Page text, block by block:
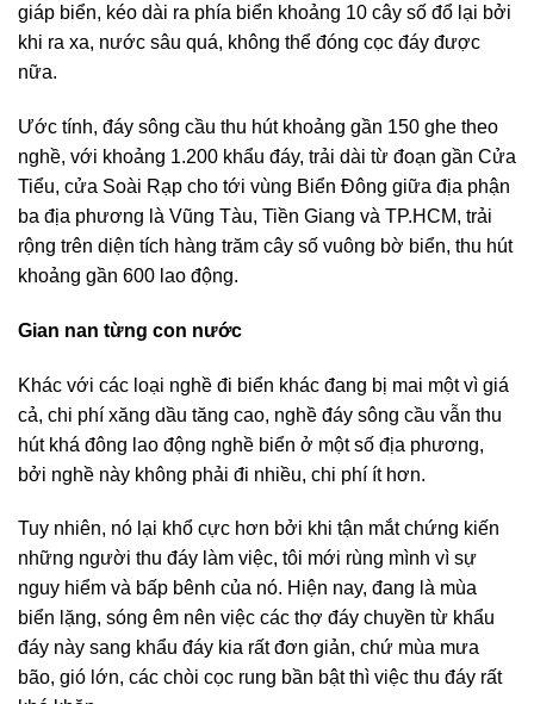
giáp biển, kéo dài ra phía biển khoảng 10 cây số đổ lại bởi
khi ra xa, nước sâu quá, không thể đóng cọc đáy được
nữa.
Ước tính, đáy sông cầu thu hút khoảng gần 150 ghe theo
nghề, với khoảng 1.200 khẩu đáy, trải dài từ đoạn gần Cửa
Tiểu, cửa Soài Rạp cho tới vùng Biển Đông giữa địa phận
ba địa phương là Vũng Tàu, Tiền Giang và TP.HCM, trải
rộng trên diện tích hàng trăm cây số vuông bờ biển, thu hút
khoảng gần 600 lao động.
Gian nan từng con nước
Khác với các loại nghề đi biển khác đang bị mai một vì giá
cả, chi phí xăng dầu tăng cao, nghề đáy sông cầu vẫn thu
hút khá đông lao động nghề biển ở một số địa phương,
bởi nghề này không phải đi nhiều, chi phí ít hơn.
Tuy nhiên, nó lại khổ cực hơn bởi khi tận mắt chứng kiến
những người thu đáy làm việc, tôi mới rùng mình vì sự
nguy hiểm và bấp bênh của nó. Hiện nay, đang là mùa
biển lặng, sóng êm nên việc các thợ đáy chuyền từ khẩu
đáy này sang khẩu đáy kia rất đơn giản, chứ mùa mưa
bão, gió lớn, các chòi cọc rung bần bật thì việc thu đáy rất